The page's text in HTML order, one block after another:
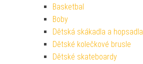
Basketbal
Boby
Dětská skákadla a hopsadla
Dětské kolečkové brusle
Dětské skateboardy